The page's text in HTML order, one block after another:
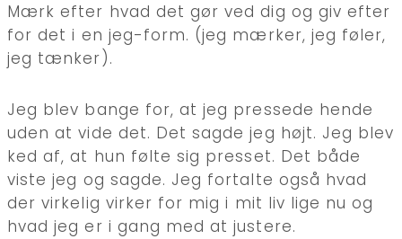
Mærk efter hvad det gør ved dig og giv efter
for det i en jeg-form. (jeg mærker, jeg føler,
jeg tænker).
Jeg blev bange for, at jeg pressede hende
uden at vide det. Det sagde jeg højt. Jeg blev
ked af, at hun følte sig presset. Det både
viste jeg og sagde. Jeg fortalte også hvad
der virkelig virker for mig i mit liv lige nu og
hvad jeg er i gang med at justere.